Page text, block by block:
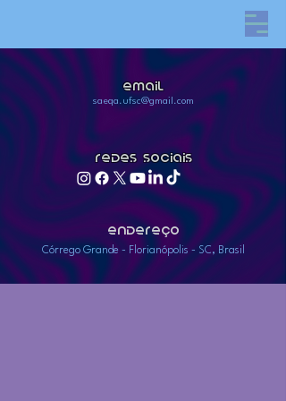
Email
saeqa.ufsc@gmail.com
Redes Sociais
EndereÇo
Córrego Grande - Florianópolis - SC, Brasil